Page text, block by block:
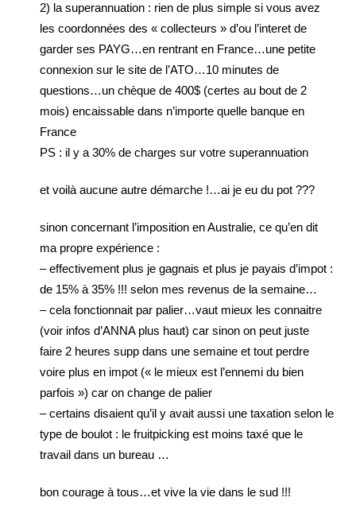
2) la superannuation : rien de plus simple si vous avez
les coordonnées des « collecteurs » d’ou l’interet de
garder ses PAYG…en rentrant en France…une petite
connexion sur le site de l’ATO…10 minutes de
questions…un chèque de 400$ (certes au bout de 2
mois) encaissable dans n’importe quelle banque en
France
PS : il y a 30% de charges sur votre superannuation
et voilà aucune autre démarche !…ai je eu du pot ???
sinon concernant l’imposition en Australie, ce qu’en dit
ma propre expérience :
– effectivement plus je gagnais et plus je payais d’impot :
de 15% à 35% !!! selon mes revenus de la semaine…
– cela fonctionnait par palier…vaut mieux les connaitre
(voir infos d’ANNA plus haut) car sinon on peut juste
faire 2 heures supp dans une semaine et tout perdre
voire plus en impot (« le mieux est l’ennemi du bien
parfois ») car on change de palier
– certains disaient qu’il y avait aussi une taxation selon le
type de boulot : le fruitpicking est moins taxé que le
travail dans un bureau …
bon courage à tous…et vive la vie dans le sud !!!